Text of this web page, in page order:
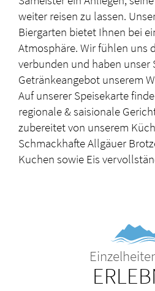
weiter reisen zu lassen.
Biergarten bietet Ihnen bei
Atmosphäre. Wir fühlen uns
verbunden und haben unser
Getränkeangebot unserem
Auf unserer Speisekarte
regionale & saisionale
zubereitet von unserem
Schmackhafte Allgäuer
Kuchen sowie Eis